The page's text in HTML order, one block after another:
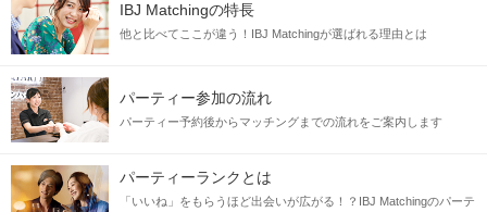
IBJ Matchingの特長
他と比べてここが違う！IBJ Matchingが選ばれる理由とは
パーティー参加の流れ
パーティー予約後からマッチングまでの流れをご案内します
パーティーランクとは
「いいね」をもらうほど出会いが広がる！？IBJ Matchingのパーテ